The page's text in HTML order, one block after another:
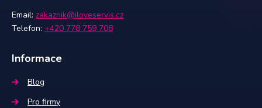
Email: zakaznik@iloveservis.cz
Telefon: +420 778 759 708
Informace
Blog
Pro firmy